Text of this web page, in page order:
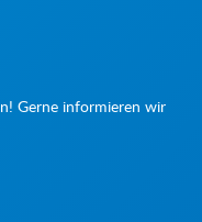
Gerne informieren wir